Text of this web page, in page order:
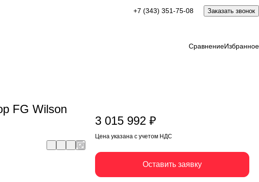
+7 (343) 351-75-08 Заказать звонок
СравнениеИзбранное
FG Wilson
Оставить заявку
3 015 992 ₽
Цена указана с учетом НДС
Оставить заявку